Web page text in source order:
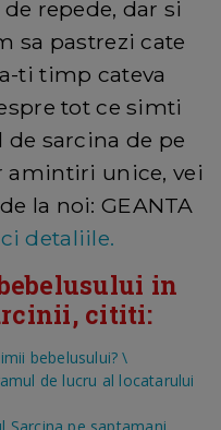
repede, dar si
sa pastrezi cate
ti timp cateva
tot ce simti
sarcina de pe
amintiri unice, vei
la noi: GEANTA
detaliile.
in
cititi:
bebelusului? \
de lucru al locatarului